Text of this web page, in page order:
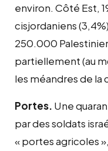
environ. Côté Est,
cisjordaniens
250.000
partiellement (au
les méandres de la
Portes. Une
par des soldats
« portes agricoles